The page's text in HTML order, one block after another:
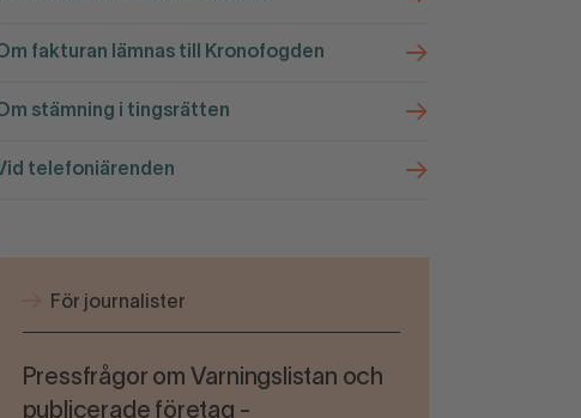
fakturan lämnas till Kronofogden
stämning i tingsrätten
telefoniärenden
För journalister
Pressfrågor om Varningslistan och
publicerade företag -